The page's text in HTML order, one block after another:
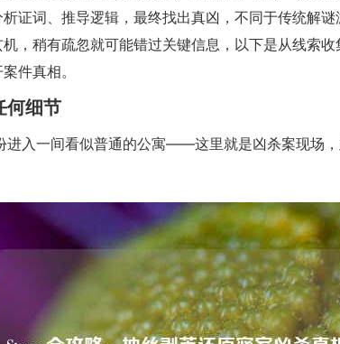
证词、推导逻辑，最终找出真凶，不同于传统解谜
，稍有疏忽就可能错过关键信息，以下是从线索
件真相。
何细节
进入一间看似普通的公寓——这里就是凶杀案现场